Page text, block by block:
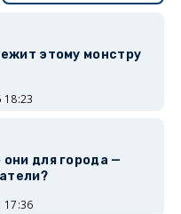
этому монстру
18:23
для города —
17:36